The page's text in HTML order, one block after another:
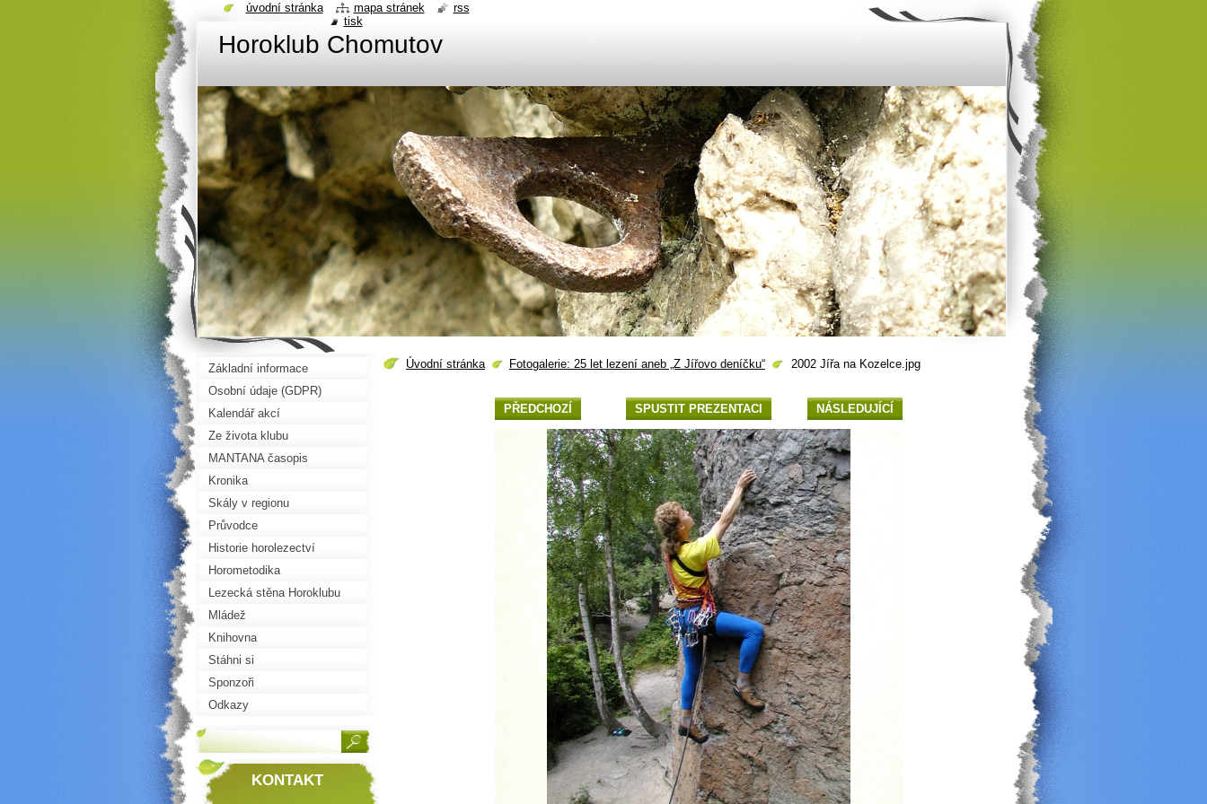
Horoklub Chomutov
Úvodní stránka Fotogalerie: 25 let lezení aneb „Z Jířovo deníčku“ 2002 Jířa na Kozelce.jpg
PŘEDCHOZÍ SPUSTIT PREZENTACI NÁSLEDUJÍCÍ
Základní informace
Osobní údaje (GDPR)
Kalendář akcí
Ze života klubu
MANTANA časopis
Kronika
Skály v regionu
Průvodce
Historie horolezectví
Horometodika
Lezecká stěna Horoklubu
Mládež
Knihovna
Stáhni si
Sponzoři
Odkazy
KONTAKT
úvodní stránka mapa stránek
rss
tisk